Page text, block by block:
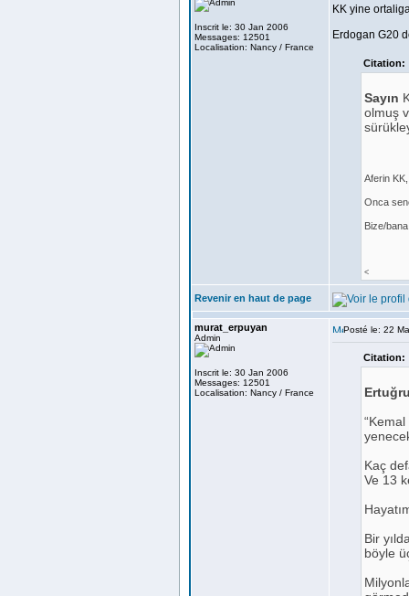
Inscrit le: 30 Jan 2006
Messages: 12501
Localisation: Nancy / France
KK yine
Erdogan G20
Citation:
Sayın
olmuş
Aferin
Onca
Bize/
<
Revenir en haut de page
murat_erpuyan
Admin
Inscrit le: 30 Jan 2006
Messages: 12501
Localisation: Nancy / France
Posté le: 22
Citation:
Kaç
Ve 13
Bir
böyle